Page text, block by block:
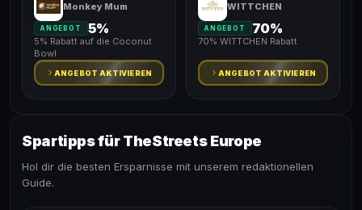
Monkey Mum
ANGEBOT 5%
5% Rabatt auf die Coconut
Bowl
ANGEBOT AKTIVIEREN
WITTCHEN
ANGEBOT 70%
70% WITTCHEN Rabatt
ANGEBOT AKTIVIEREN
Spartipps für TheStreets Europe
Hol dir die besten Ersparnisse mit unserem redaktionellen
Guide.